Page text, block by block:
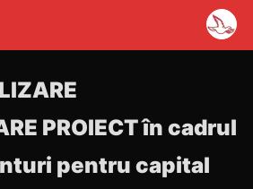
PROIECT în cadrul
pentru capital